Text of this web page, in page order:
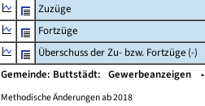
Zuzüge
Fortzüge
Überschuss der Zu- bzw. Fortzüge (-)
Gemeinde: Buttstädt: Gewerbeanzeigen ▴
Methodische Änderungen ab 2018